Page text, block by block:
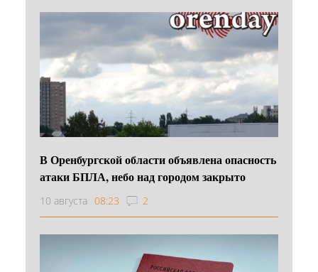
В Оренбургской области объявлена опасность
атаки БПЛА, небо над городом закрыто
10 августа 08:23 2